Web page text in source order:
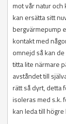
mot vår natur och
kan ersätta sitt
bergvärmepump
kontakt med
omnejd så kan
titta lite närmare
avståndet till
rätt så dyrt, detta
isoleras med s.k.
kan leda till